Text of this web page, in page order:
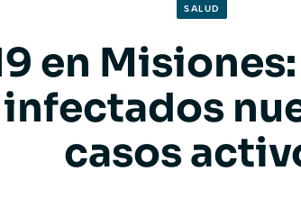
SALUD
en
casos